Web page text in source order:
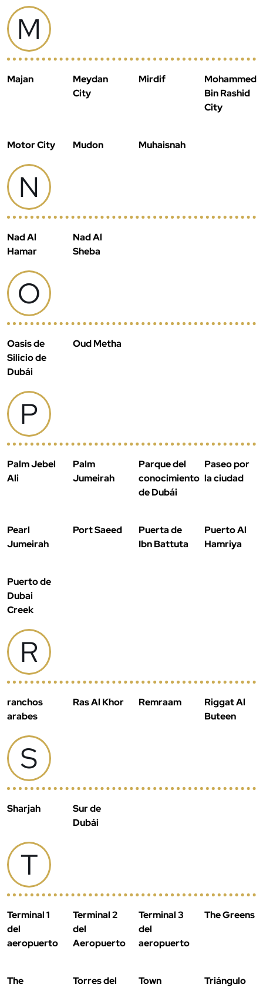
M
Majan
Meydan
City
Mirdif
Mohammed
Bin Rashid
City
Motor City Mudon Muhaisnah
N
Nad Al
Hamar
Nad Al
Sheba
O
Oasis de
Silicio de
Dubái
Oud Metha
P
Palm Jebel
Ali
Palm
Jumeirah
Parque del
conocimiento
de Dubái
Paseo por
la ciudad
Pearl
Jumeirah
Port Saeed
Puerta de
Ibn Battuta
Puerto Al
Hamriya
Puerto de
Dubai
Creek
R
ranchos
arabes
Ras Al Khor Remraam
Riggat Al
Buteen
S
Sharjah
Sur de
Dubái
T
Terminal 1
del
aeropuerto
Terminal 2
del
Aeropuerto
Terminal 3
del
aeropuerto
The Greens
The
Torres del
Town
Triángulo